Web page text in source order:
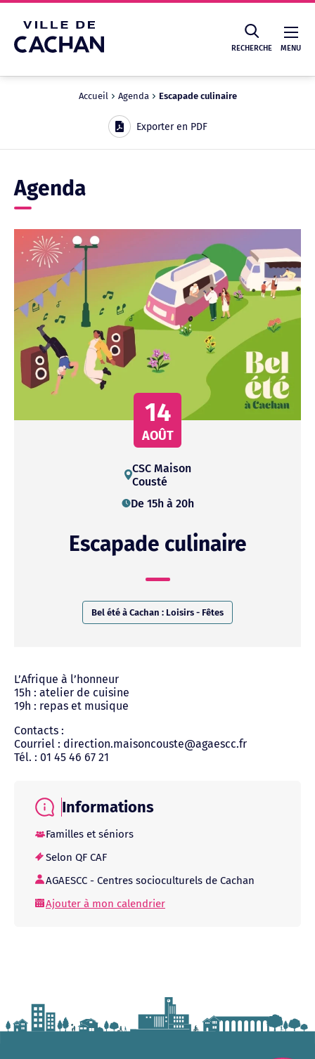
RECHERCHE MENU
Recherche
Accueil Agenda Escapade culinaire
Exporter en PDF
Agenda
14
AOÛT
CSCMaison
Cousté
De 15h à 20h
Escapade culinaire
Bel été à Cachan : Loisirs - Fêtes
L’Afrique à l’honneur
15h : atelier de cuisine
19h : repas et musique
Contacts :
Courriel : direction.maisoncouste@agaescc.fr
Tél. : 01 45 46 67 21
Informations
Familles et séniors
Selon QF CAF
AGAESCC - Centres socioculturels de Cachan
Ajouter à mon calendrier
Cookies management panel